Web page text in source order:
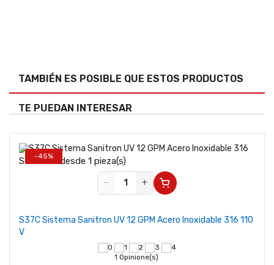
TAMBIÉN ES POSIBLE QUE ESTOS PRODUCTOS
TE PUEDAN INTERESAR
-45%
Se vende desde 1 pieza(s)
−
+
S37C Sistema Sanitron UV 12 GPM Acero Inoxidable 316 110
V
1 Opinione(s)